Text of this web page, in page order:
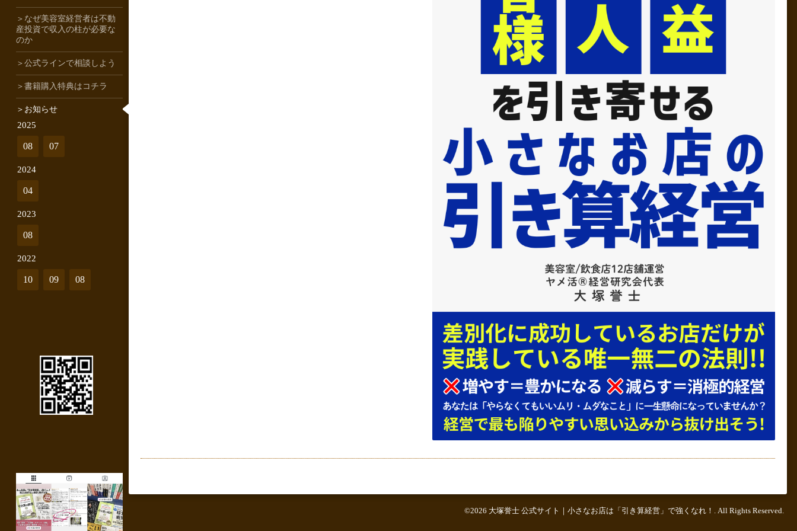
©2026 大塚誉士 公式サイト｜小さなお店は「引き算経営」で強くなれ！ . All Rights Reserved.
＞なぜ美容室経営者は不動
産投資で収入の柱が必要な
のか
＞公式ラインで相談しよう
＞書籍購入特典はコチラ
＞お知らせ
2025
08 07
2024
04
2023
08
2022
10 09 08